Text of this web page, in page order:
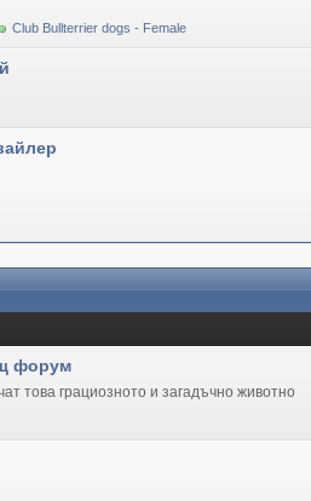
Club Bullterrier dogs - Female
форум
това грациозното и загадъчно животно